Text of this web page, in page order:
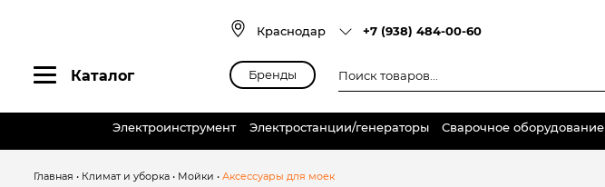
Краснодар +7 (938) 484-00-60
Каталог Бренды товаров
Электроинструмент Электростанции/генераторы Сварочное оборудование
Главная • Климат и уборка • Мойки • Аксессуары для моек